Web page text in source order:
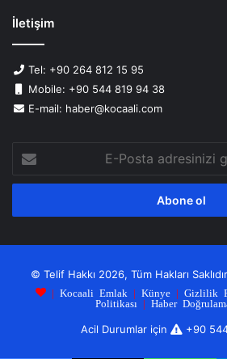
İletişim
Tel: +90 264 812 15 95
Mobile: +90 544 819 94 38
E-mail: haber@kocaali.com
Posta
adresinizi
© Telif Hakkı 2026, Tüm Hakları
| Kocaali Emlak | Künye| Gizlilik
Politikası | Haber
Acil Durumlar için +90